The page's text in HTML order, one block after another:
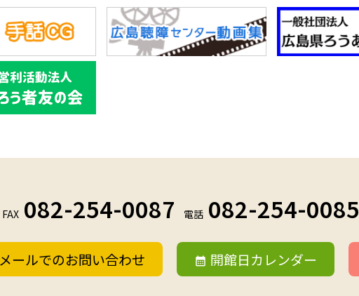
FAX 082-254-0087 電話 082-254-0085
メールでのお問い合わせ 開館日カレンダー